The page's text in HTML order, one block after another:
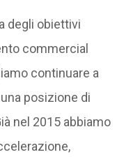
degli obiettivi
commercial
continuare a
posizione di
nel 2015 abbiamo